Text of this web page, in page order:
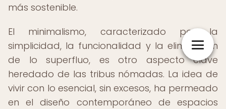
más sostenible.
El minimalismo, caracterizado por la
simplicidad, la funcionalidad y la eliminación
de lo superfluo, es otro aspecto clave
heredado de las tribus nómadas. La idea de
vivir con lo esencial, sin excesos, ha permeado
en el diseño contemporáneo de espacios